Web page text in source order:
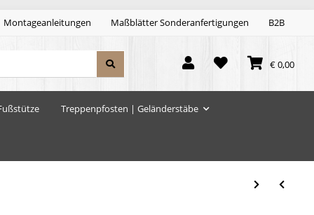
Montageanleitungen Maßblätter Sonderanfertigungen B2B
€ 0,00
Treppenpfosten | Geländerstäbe